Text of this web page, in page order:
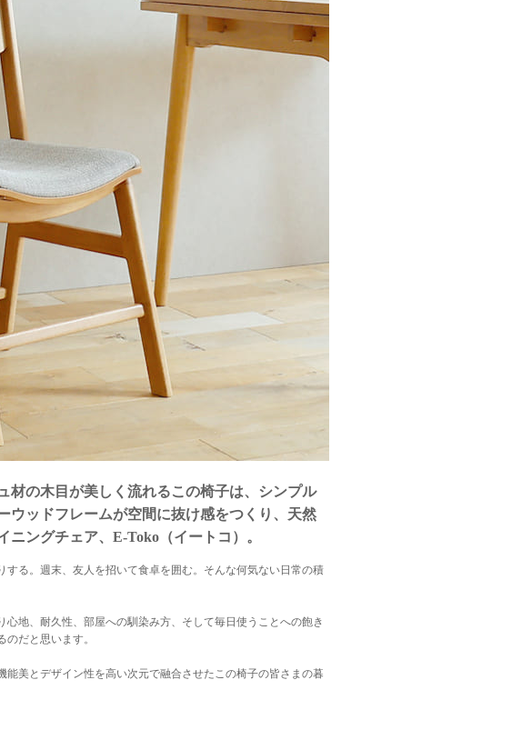
材の木目が美しく流れるこの椅子は、シンプル
ウッドフレームが空間に抜け感をつくり、天然
ングチェア、E-Toko（イートコ）。
る。週末、友人を招いて食卓を囲む。そんな何気ない日常の積
地、耐久性、部屋への馴染み方、そして毎日使うことへの飽き
だと思います。
美とデザイン性を高い次元で融合させたこの椅子の皆さまの暮